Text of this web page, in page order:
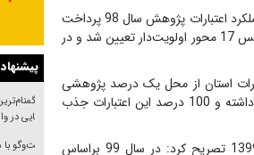
پرویز محمدزاده در جلسه شورای برنامه‌ریزی و توسعه استان به ارائه گزارش عملکرد اعتبارات پژوهش سال 98 پرداخت
و اظهار داشت: در ابتدا طی نیازسنجی از دستگاه‌ها 101 طرح را احصا کردیم؛ سپس 17 محور اولویت‌دار تعیین شد و در
پرداخت و گفت: اعتبارات استان از محل یک درصد پژوهشی
یک‌میلیارد و 120 میلیون تومان بود که 29 درصد نسبت به سال گذشته رشد داشته و 100 درصد این اعتبارات جذب
محمدزاده ضمن تشریح فرآیند انتخاب اولویت‌های پژوهشی استان در سال 1399 تصریح کرد: در سال 99 براساس
از
شناسایی در والفجر۲ تا حضور
گفت‌وگو